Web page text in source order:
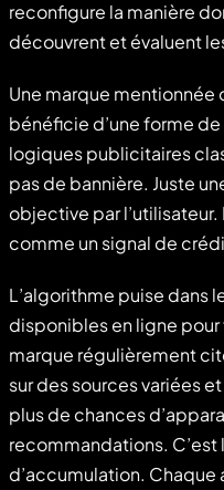
reconfigure la manière
découvrent et évaluent
Une marque mentionnée
bénéficie d’une forme
logiques publicitaires
pas de bannière. Juste
objective par
comme un signal de
L’algorithme puise dans
disponibles en ligne pour
marque régulièrement
sur des sources variées
plus de chances
recommandations. C’est
d’accumulation.